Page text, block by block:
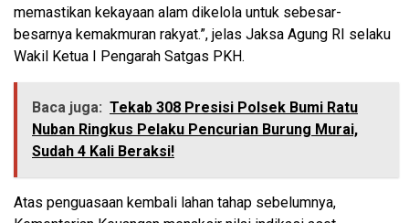
memastikan kekayaan alam dikelola untuk sebesar-
besarnya kemakmuran rakyat.”, jelas Jaksa Agung RI selaku
Wakil Ketua I Pengarah Satgas PKH.
Baca juga: Tekab 308 Presisi Polsek Bumi Ratu
Nuban Ringkus Pelaku Pencurian Burung Murai,
Sudah 4 Kali Beraksi!
Atas penguasaan kembali lahan tahap sebelumnya,